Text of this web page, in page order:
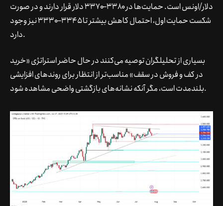
دلار/اونس است. حمایت‌ها در ۳۳۸۰–۳۳۷۰ دلار قرار دارند و در صورت
شکست حمایت اول، احتمال کاهش بیشتر تا ۳۳۴۵–۳۳۳۰ نیز وجود
دارد.
بسیاری از تحلیلگران توصیه می‌کنند در حال حاضر استراتژی «خرید
در کف و فروش در سقف» مناسب‌تر از انتظار برای روندهای افزایشی
بلندمدت است، مگر آنکه نشانه‌های بازگشتی واضحی مشاهده شود.